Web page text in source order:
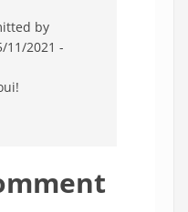
by
11/2021 -